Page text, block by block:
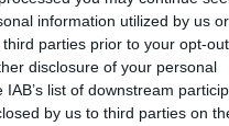
information utilized by us or
parties prior to your opt-
disclosure of your personal
list of downstream
by us to third parties on
panujących w